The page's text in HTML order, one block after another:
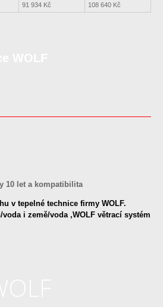
91 934 Kč 108 640 Kč
10 let a kompatibilita
v tepelné technice firmy WOLF.
i země/voda ,WOLF větrací systém